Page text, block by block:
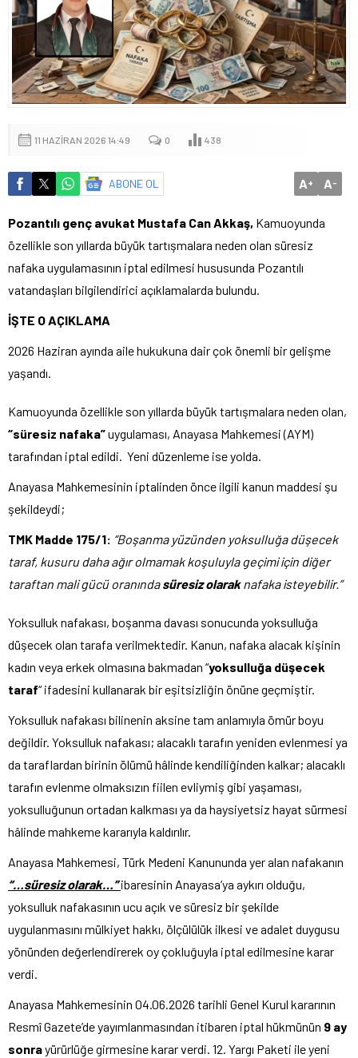
11 HAZIRAN 2026 14:49 0 438
ABONE OL A+ A-
Pozantılı genç avukat Mustafa Can Akkaş, Kamuoyunda
özellikle son yıllarda büyük tartışmalara neden olan süresiz
nafaka uygulamasının iptal edilmesi hususunda Pozantılı
vatandaşları bilgilendirici açıklamalarda bulundu.
İŞTE O AÇIKLAMA
2026 Haziran ayında aile hukukuna dair çok önemli bir gelişme
yaşandı.
Kamuoyunda özellikle son yıllarda büyük tartışmalara neden olan,
“süresiz nafaka”uygulaması, Anayasa Mahkemesi (AYM)
tarafından iptal edildi. Yeni düzenleme ise yolda.
Anayasa Mahkemesinin iptalinden önce ilgili kanun maddesi şu
şekildeydi;
TMK Madde 175/1: “Boşanma yüzünden yoksulluğa düşecek
taraf, kusuru daha ağır olmamak koşuluyla geçimi için diğer
taraftan mali gücü oranındasüresiz olaraknafaka isteyebilir.”
Yoksulluk nafakası, boşanma davası sonucunda yoksulluğa
düşecek olan tarafa verilmektedir. Kanun, nafaka alacak kişinin
kadın veya erkek olmasına bakmadan “yoksulluğa düşecek
taraf“ ifadesini kullanarak bir eşitsizliğin önüne geçmiştir.
Yoksulluk nafakası bilinenin aksine tam anlamıyla ömür boyu
değildir. Yoksulluk nafakası; alacaklı tarafın yeniden evlenmesi ya
da taraflardan birinin ölümü hâlinde kendiliğinden kalkar; alacaklı
tarafın evlenme olmaksızın fiilen evliymiş gibi yaşaması,
yoksulluğunun ortadan kalkması ya da haysiyetsiz hayat sürmesi
hâlinde mahkeme kararıyla kaldırılır.
Anayasa Mahkemesi, Türk Medeni Kanununda yer alan nafakanın
“…süresiz olarak…”ibaresinin Anayasa’ya aykırı olduğu,
yoksulluk nafakasının ucu açık ve süresiz bir şekilde
uygulanmasını mülkiyet hakkı, ölçülülük ilkesi ve adalet duygusu
yönünden değerlendirerek oy çokluğuyla iptal edilmesine karar
verdi.
Anayasa Mahkemesinin 04.06.2026 tarihli Genel Kurul kararının
Resmî Gazete’de yayımlanmasından itibaren iptal hükmünün 9 ay
sonrayürürlüğe girmesine karar verdi. 12. Yargı Paketi ile yeni